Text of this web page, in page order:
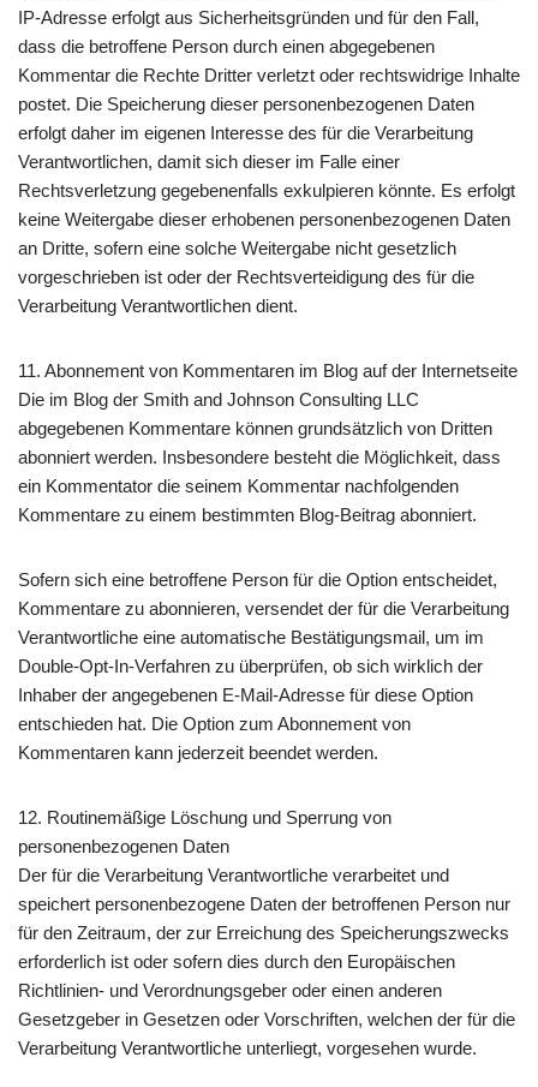
IP-Adresse erfolgt aus Sicherheitsgründen und für den Fall,
dass die betroffene Person durch einen abgegebenen
Kommentar die Rechte Dritter verletzt oder rechtswidrige Inhalte
postet. Die Speicherung dieser personenbezogenen Daten
erfolgt daher im eigenen Interesse des für die Verarbeitung
Verantwortlichen, damit sich dieser im Falle einer
Rechtsverletzung gegebenenfalls exkulpieren könnte. Es erfolgt
keine Weitergabe dieser erhobenen personenbezogenen Daten
an Dritte, sofern eine solche Weitergabe nicht gesetzlich
vorgeschrieben ist oder der Rechtsverteidigung des für die
Verarbeitung Verantwortlichen dient.
11. Abonnement von Kommentaren im Blog auf der Internetseite
Die im Blog der Smith and Johnson Consulting LLC
abgegebenen Kommentare können grundsätzlich von Dritten
abonniert werden. Insbesondere besteht die Möglichkeit, dass
ein Kommentator die seinem Kommentar nachfolgenden
Kommentare zu einem bestimmten Blog-Beitrag abonniert.
Sofern sich eine betroffene Person für die Option entscheidet,
Kommentare zu abonnieren, versendet der für die Verarbeitung
Verantwortliche eine automatische Bestätigungsmail, um im
Double-Opt-In-Verfahren zu überprüfen, ob sich wirklich der
Inhaber der angegebenen E-Mail-Adresse für diese Option
entschieden hat. Die Option zum Abonnement von
Kommentaren kann jederzeit beendet werden.
12. Routinemäßige Löschung und Sperrung von
personenbezogenen Daten
Der für die Verarbeitung Verantwortliche verarbeitet und
speichert personenbezogene Daten der betroffenen Person nur
für den Zeitraum, der zur Erreichung des Speicherungszwecks
erforderlich ist oder sofern dies durch den Europäischen
Richtlinien- und Verordnungsgeber oder einen anderen
Gesetzgeber in Gesetzen oder Vorschriften, welchen der für die
Verarbeitung Verantwortliche unterliegt, vorgesehen wurde.